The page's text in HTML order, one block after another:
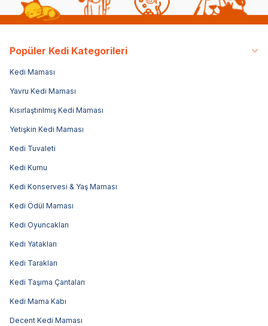
Popüler Kedi Kategorileri
Kedi Maması
Yavru Kedi Maması
Kısırlaştırılmış Kedi Maması
Yetişkin Kedi Maması
Kedi Tuvaleti
Kedi Kumu
Kedi Konservesi & Yaş Maması
Kedi Ödül Maması
Kedi Oyuncakları
Kedi Yatakları
Kedi Tarakları
Kedi Taşıma Çantaları
Kedi Mama Kabı
Decent Kedi Maması